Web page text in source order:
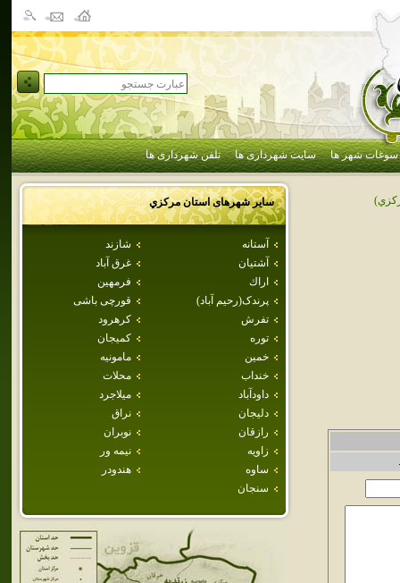
سوغات شهر ها سایت شهرداری ها تلفن شهرداری ها
سایر شهرهای استانمركزي
آستانه
شازند
آشتيان
غرق آباد
اراك
فرمهين
پرندک(رحيم آباد)
قورچی باشی
تفرش
كرهرود
توره
كميجان
خمين
مامونيه
خنداب
محلات
داودآباد
ميلاجرد
دليجان
نراق
رازقان
نوبران
زاويه
نيمه ور
ساوه
هندودر
سنجان